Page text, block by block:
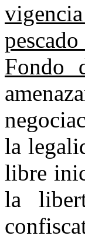
Fondo
la
libre
la